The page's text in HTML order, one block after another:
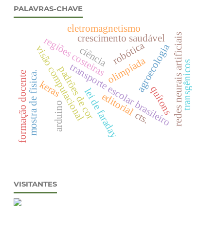
PALAVRAS-CHAVE
editorial
olimpíada
transporte escolar brasileiro
padrões de cor quítons
regiões costeiras robótica redes neurais artificiais
visão computacional
keras
crescimento saudável
mostra de física.
formação docente transgênicos
cts.
agroecologia
lei de faraday
eletromagnetismo
ciência
arduino
VISITANTES